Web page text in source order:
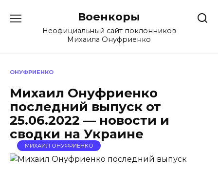
содержанию
Военкоры
Неофициальный сайт поклонников
Михаила Онуфриенко
ОНУФРИЕНКО
Михаил Онуфриенко
последний выпуск от
25.06.2022 — новости и
сводки на Украине
МИХАИЛ ОНУФРИЕНКО